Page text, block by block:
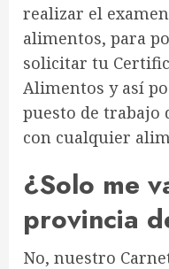
realizar el
alimentos, para
solicitar tu
Alimentos y así
puesto de trabajo
con cualquier
¿Solo me
provincia
No, nuestro